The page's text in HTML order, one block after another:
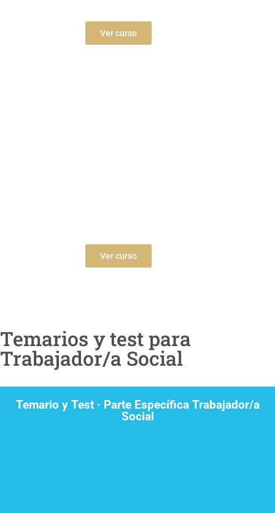
Ver curso
Ver curso
Temarios y test para
Trabajador/a Social
Temario y Test · Parte Específica Trabajador/a
Social